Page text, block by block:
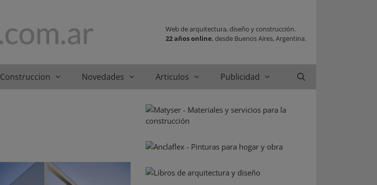
Web de arquitectura, diseño y construcción.
22 años online, desde Buenos Aires, Argentina.
Construccion Novedades Articulos Publicidad